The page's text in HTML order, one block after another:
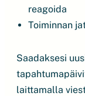
reagoida
Toiminnan
Saadaksesi
laittamalla